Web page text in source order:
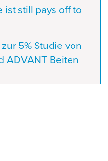
ist still pays off to
5% Studie von
ADVANT Beiten